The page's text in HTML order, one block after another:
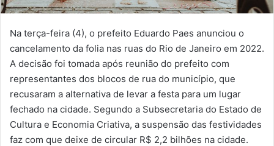
Na terça-feira (4), o prefeito Eduardo Paes anunciou o
cancelamento da folia nas ruas do Rio de Janeiro em 2022.
A decisão foi tomada após reunião do prefeito com
representantes dos blocos de rua do município, que
recusaram a alternativa de levar a festa para um lugar
fechado na cidade. Segundo a Subsecretaria do Estado de
Cultura e Economia Criativa, a suspensão das festividades
faz com que deixe de circular R$ 2,2 bilhões na cidade.